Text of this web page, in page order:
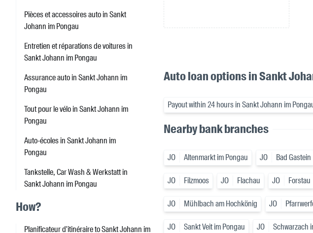
Pièces et accessoires auto in Sankt
Johann im Pongau
Entretien et réparations de voitures in
Sankt Johann im Pongau
Assurance auto in Sankt Johann im
Pongau
Tout pour le vélo in Sankt Johann im
Pongau
Auto-écoles in Sankt Johann im
Pongau
Tankstelle, Car Wash & Werkstatt in
Sankt Johann im Pongau
How?
Planificateur d'itinéraire to Sankt Johann im
Auto loan options in Sankt
Payout within 24 hours in Sankt Johann im
Nearby bank branches
JO Altenmarkt im Pongau JO Bad Gastein
JO Filzmoos JO Flachau JO Forstau
JO Mühlbach am Hochkönig JO
JO Sankt Veit im Pongau JO Schwarzach